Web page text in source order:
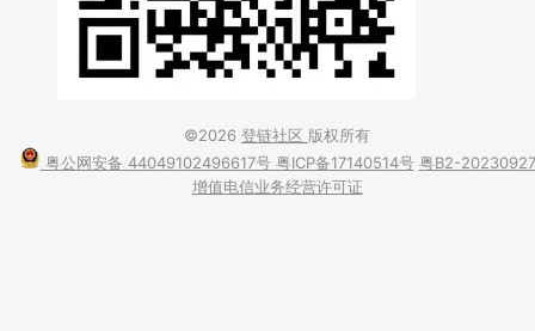
©2026 登链社区 版权所有
粤公网安备 44049102496617号 粤ICP备17140514号 粤B2-20230927
增值电信业务经营许可证